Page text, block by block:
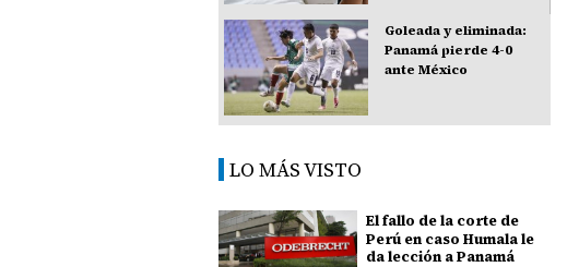
Goleada y eliminada:
Panamá pierde 4-0
ante México
LO MÁS VISTO
El fallo de la corte de
Perú en caso Humala le
da lección a Panamá